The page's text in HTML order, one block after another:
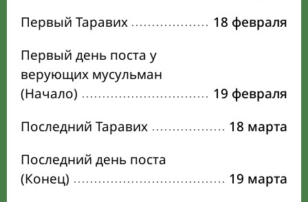
Первый Таравих
18 февраля
Первый день поста у
верующих мусульман
(Начало)
19 февраля
Последний Таравих
18 марта
Последний день поста
(Конец)
19 марта